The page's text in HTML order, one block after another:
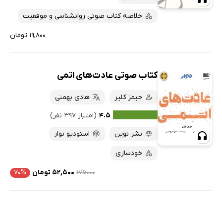
خلاصه کتاب صوتی روانشناسی و موفقیت
۱۹,۸۰۰ تومان
کتاب صوتی عادت‌های اتمی
جیمز کلیر
هادی بهمنی
۴.۵ (امتیاز ۳۹۷ نفر)
نشر نوین
استودیو نوار
خودسازی
۱۷۵۰۰۰ ۵۲,۵۰۰ تومان ۷۰%